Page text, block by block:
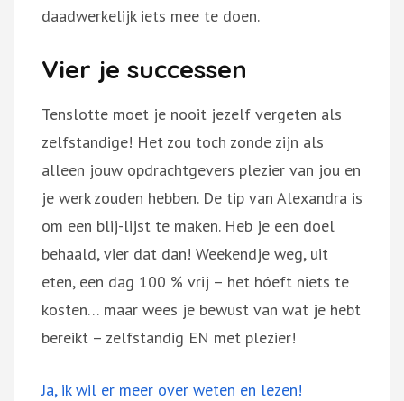
daadwerkelijk iets mee te doen.
Vier je successen
Tenslotte moet je nooit jezelf vergeten als
zelfstandige! Het zou toch zonde zijn als
alleen jouw opdrachtgevers plezier van jou en
je werk zouden hebben. De tip van Alexandra is
om een blij-lijst te maken. Heb je een doel
behaald, vier dat dan! Weekendje weg, uit
eten, een dag 100 % vrij – het hóeft niets te
kosten… maar wees je bewust van wat je hebt
bereikt – zelfstandig EN met plezier!
Ja, ik wil er meer over weten en lezen!